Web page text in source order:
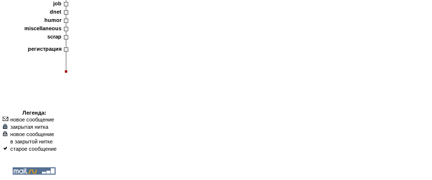
job
dnet
humor
miscellaneous
scrap
регистрация
Легенда:
новое сообщение
закрытая нитка
новое сообщение
в закрытой нитке
старое сообщение